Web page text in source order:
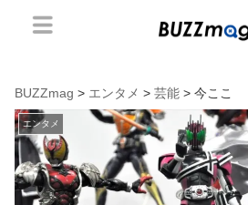
BUZZmag > エンタメ > 芸能 > 今ここ
エンタメ